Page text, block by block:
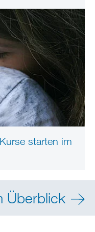
starten im
Überblick